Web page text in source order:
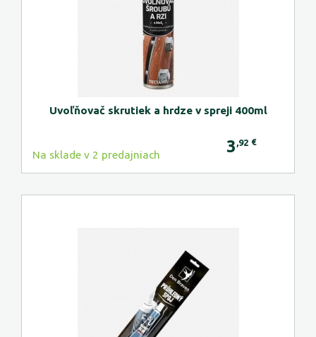
Uvoľňovač skrutiek a hrdze v spreji 400ml
Na sklade v 2 predajniach 3 ,92 €